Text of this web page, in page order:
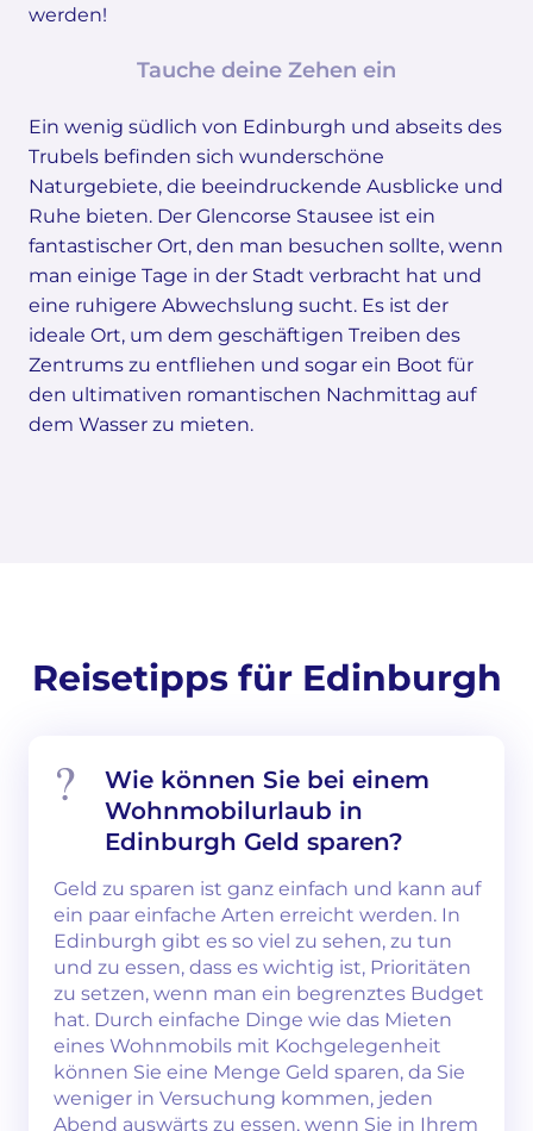
werden!
Tauche deine Zehen ein
Ein wenig südlich von Edinburgh und abseits des
Trubels befinden sich wunderschöne
Naturgebiete, die beeindruckende Ausblicke und
Ruhe bieten. Der Glencorse Stausee ist ein
fantastischer Ort, den man besuchen sollte, wenn
man einige Tage in der Stadt verbracht hat und
eine ruhigere Abwechslung sucht. Es ist der
ideale Ort, um dem geschäftigen Treiben des
Zentrums zu entfliehen und sogar ein Boot für
den ultimativen romantischen Nachmittag auf
dem Wasser zu mieten.
Reisetipps für Edinburgh
Wie können Sie bei einem
Wohnmobilurlaub in
Edinburgh Geld sparen?
Geld zu sparen ist ganz einfach und kann auf
ein paar einfache Arten erreicht werden. In
Edinburgh gibt es so viel zu sehen, zu tun
und zu essen, dass es wichtig ist, Prioritäten
zu setzen, wenn man ein begrenztes Budget
hat. Durch einfache Dinge wie das Mieten
eines Wohnmobils mit Kochgelegenheit
können Sie eine Menge Geld sparen, da Sie
weniger in Versuchung kommen, jeden
Abend auswärts zu essen, wenn Sie in Ihrem